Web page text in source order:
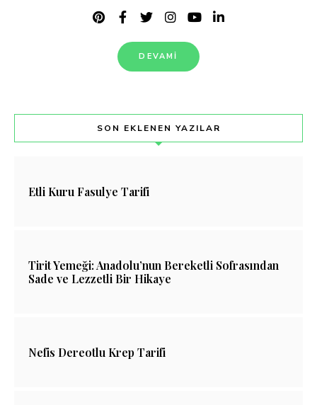
DEVAMI
SON EKLENEN YAZILAR
Etli Kuru Fasulye Tarifi
Tirit Yemeği: Anadolu’nun Bereketli Sofrasından
Sade ve Lezzetli Bir Hikaye
Nefis Dereotlu Krep Tarifi